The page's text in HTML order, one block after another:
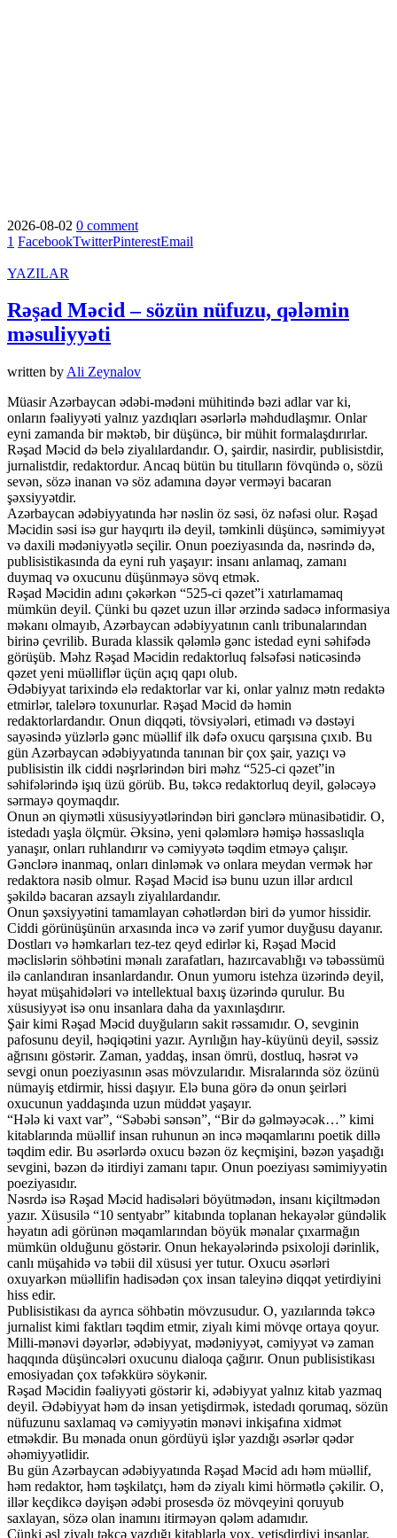
2026-08-02 0 comment
1 FacebookTwitterPinterestEmail
YAZILAR
Rəşad Məcid – sözün nüfuzu, qələmin
məsuliyyəti
written by Ali Zeynalov
Müasir Azərbaycan ədəbi-mədəni mühitində bəzi adlar var ki,
onların fəaliyyəti yalnız yazdıqları əsərlərlə məhdudlaşmır. Onlar
eyni zamanda bir məktəb, bir düşüncə, bir mühit formalaşdırırlar.
Rəşad Məcid də belə ziyalılardandır. O, şairdir, nasirdir, publisistdir,
jurnalistdir, redaktordur. Ancaq bütün bu titulların fövqündə o, sözü
sevən, sözə inanan və söz adamına dəyər verməyi bacaran
şəxsiyyətdir.
Azərbaycan ədəbiyyatında hər nəslin öz səsi, öz nəfəsi olur. Rəşad
Məcidin səsi isə gur hayqırtı ilə deyil, təmkinli düşüncə, səmimiyyət
və daxili mədəniyyətlə seçilir. Onun poeziyasında da, nəsrində də,
publisistikasında da eyni ruh yaşayır: insanı anlamaq, zamanı
duymaq və oxucunu düşünməyə sövq etmək.
Rəşad Məcidin adını çəkərkən “525-ci qəzet”i xatırlamamaq
mümkün deyil. Çünki bu qəzet uzun illər ərzində sadəcə informasiya
məkanı olmayıb, Azərbaycan ədəbiyyatının canlı tribunalarından
birinə çevrilib. Burada klassik qələmlə gənc istedad eyni səhifədə
görüşüb. Məhz Rəşad Məcidin redaktorluq fəlsəfəsi nəticəsində
qəzet yeni müəlliflər üçün açıq qapı olub.
Ədəbiyyat tarixində elə redaktorlar var ki, onlar yalnız mətn redaktə
etmirlər, talelərə toxunurlar. Rəşad Məcid də həmin
redaktorlardandır. Onun diqqəti, tövsiyələri, etimadı və dəstəyi
sayəsində yüzlərlə gənc müəllif ilk dəfə oxucu qarşısına çıxıb. Bu
gün Azərbaycan ədəbiyyatında tanınan bir çox şair, yazıçı və
publisistin ilk ciddi nəşrlərindən biri məhz “525-ci qəzet”in
səhifələrində işıq üzü görüb. Bu, təkcə redaktorluq deyil, gələcəyə
sərmayə qoymaqdır.
Onun ən qiymətli xüsusiyyətlərindən biri gənclərə münasibətidir. O,
istedadı yaşla ölçmür. Əksinə, yeni qələmlərə həmişə həssaslıqla
yanaşır, onları ruhlandırır və cəmiyyətə təqdim etməyə çalışır.
Gənclərə inanmaq, onları dinləmək və onlara meydan vermək hər
redaktora nəsib olmur. Rəşad Məcid isə bunu uzun illər ardıcıl
şəkildə bacaran azsaylı ziyalılardandır.
Onun şəxsiyyətini tamamlayan cəhətlərdən biri də yumor hissidir.
Ciddi görünüşünün arxasında incə və zərif yumor duyğusu dayanır.
Dostları və həmkarları tez-tez qeyd edirlər ki, Rəşad Məcid
məclislərin söhbətini mənalı zarafatları, hazırcavablığı və təbəssümü
ilə canlandıran insanlardandır. Onun yumoru istehza üzərində deyil,
həyat müşahidələri və intellektual baxış üzərində qurulur. Bu
xüsusiyyət isə onu insanlara daha da yaxınlaşdırır.
Şair kimi Rəşad Məcid duyğuların sakit rəssamıdır. O, sevginin
pafosunu deyil, həqiqətini yazır. Ayrılığın hay-küyünü deyil, səssiz
ağrısını göstərir. Zaman, yaddaş, insan ömrü, dostluq, həsrət və
sevgi onun poeziyasının əsas mövzularıdır. Misralarında söz özünü
nümayiş etdirmir, hissi daşıyır. Elə buna görə də onun şeirləri
oxucunun yaddaşında uzun müddət yaşayır.
“Hələ ki vaxt var”, “Səbəbi sənsən”, “Bir də gəlməyəcək…” kimi
kitablarında müəllif insan ruhunun ən incə məqamlarını poetik dillə
təqdim edir. Bu əsərlərdə oxucu bəzən öz keçmişini, bəzən yaşadığı
sevgini, bəzən də itirdiyi zamanı tapır. Onun poeziyası səmimiyyətin
poeziyasıdır.
Nəsrdə isə Rəşad Məcid hadisələri böyütmədən, insanı kiçiltmədən
yazır. Xüsusilə “10 sentyabr” kitabında toplanan hekayələr gündəlik
həyatın adi görünən məqamlarından böyük mənalar çıxarmağın
mümkün olduğunu göstərir. Onun hekayələrində psixoloji dərinlik,
canlı müşahidə və təbii dil xüsusi yer tutur. Oxucu əsərləri
oxuyarkən müəllifin hadisədən çox insan taleyinə diqqət yetirdiyini
hiss edir.
Publisistikası da ayrıca söhbətin mövzusudur. O, yazılarında təkcə
jurnalist kimi faktları təqdim etmir, ziyalı kimi mövqe ortaya qoyur.
Milli-mənəvi dəyərlər, ədəbiyyat, mədəniyyət, cəmiyyət və zaman
haqqında düşüncələri oxucunu dialoqa çağırır. Onun publisistikası
emosiyadan çox təfəkkürə söykənir.
Rəşad Məcidin fəaliyyəti göstərir ki, ədəbiyyat yalnız kitab yazmaq
deyil. Ədəbiyyat həm də insan yetişdirmək, istedadı qorumaq, sözün
nüfuzunu saxlamaq və cəmiyyətin mənəvi inkişafına xidmət
etməkdir. Bu mənada onun gördüyü işlər yazdığı əsərlər qədər
əhəmiyyətlidir.
Bu gün Azərbaycan ədəbiyyatında Rəşad Məcid adı həm müəllif,
həm redaktor, həm təşkilatçı, həm də ziyalı kimi hörmətlə çəkilir. O,
illər keçdikcə dəyişən ədəbi prosesdə öz mövqeyini qoruyub
saxlayan, sözə olan inamını itirməyən qələm adamıdır.
Çünki əsl ziyalı təkcə yazdığı kitablarla yox, yetişdirdiyi insanlar,